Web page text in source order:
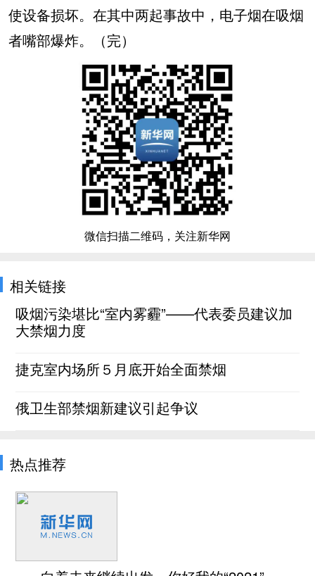
使设备损坏。在其中两起事故中，电子烟在吸烟
者嘴部爆炸。（完）
微信扫描二维码，关注新华网
相关链接
吸烟污染堪比“室内雾霾”——代表委员建议加
大禁烟力度
捷克室内场所５月底开始全面禁烟
俄卫生部禁烟新建议引起争议
热点推荐